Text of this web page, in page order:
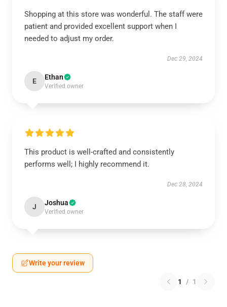
Shopping at this store was wonderful. The staff were
patient and provided excellent support when I
needed to adjust my order.
Dec 29, 2024
E Ethan
Verified owner
This product is well-crafted and consistently
performs well; I highly recommend it.
Dec 28, 2024
J Joshua
Verified owner
Write your review
1 / 1